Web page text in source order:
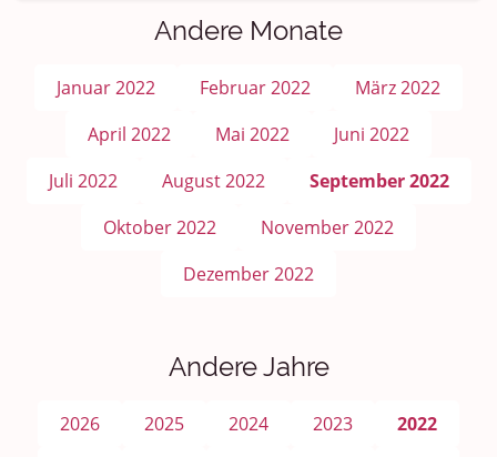
Andere Monate
Januar 2022 Februar 2022
März 2022
April 2022
Mai 2022
Juni 2022
Juli 2022
August 2022
September 2022
Oktober 2022
November 2022
Dezember 2022
Andere Jahre
2026 2025 2024 2023
2022